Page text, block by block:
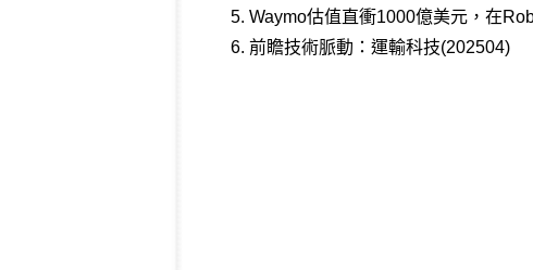
5. Waymo估值直衝1000億美元，在
6. 前瞻技術脈動：運輸科技(202504)